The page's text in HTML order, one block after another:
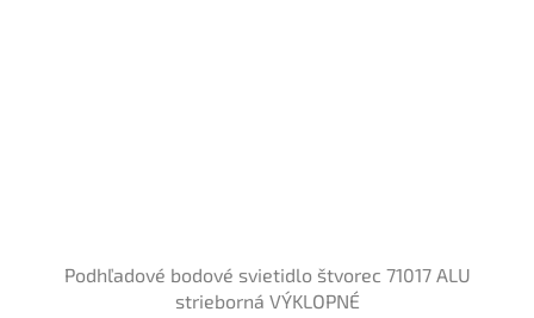
Podhľadové bodové svietidlo štvorec 71017 ALU
strieborná VÝKLOPNÉ